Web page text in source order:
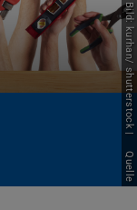
Bild: kurhan/ shutterstock |
Quelle